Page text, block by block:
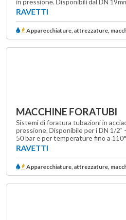
in pressione. Disponibili dal DN
RAVETTI
Apparecchiature, attrezzature,
MACCHINE FORATUBI
Sistemi di foratura tubazioni in
pressione. Disponibile per i DN 1/2"
50 bar e per temperature fino a
RAVETTI
Apparecchiature, attrezzature,